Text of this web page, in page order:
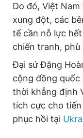
Do đó, Việt
xung đột, các
tế cần nỗ lực
chiến tranh,
Đại sứ Đặng
cộng đồng
thời khẳng định
tích cực cho
phục hồi tại